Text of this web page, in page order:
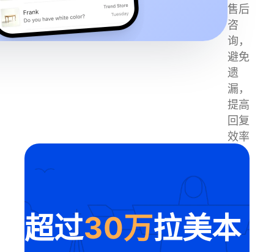
售后
咨
询，
避免
遗
漏，
提高
回复
效率
超过30万拉美本